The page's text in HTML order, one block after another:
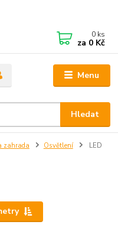
Menu
Hledat
0 ks
za 0 Kč
zahrada Osvětlení
LED